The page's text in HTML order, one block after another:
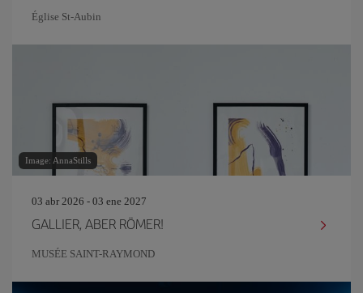
Église St-Aubin
Image: AnnaStills
03 abr 2026 - 03 ene 2027
GALLIER, ABER RÖMER!
MUSÉE SAINT-RAYMOND